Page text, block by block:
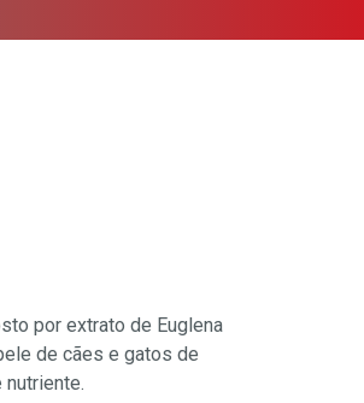
por extrato de Euglena
de cães e gatos de